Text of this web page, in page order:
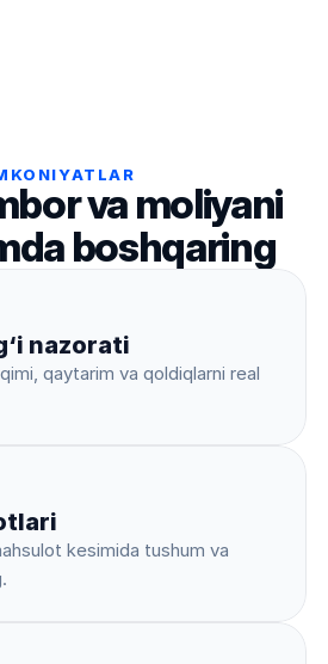
va moliyani
boshqaring
nazorati
qaytarim va qoldiqlarni real
kesimida tushum va